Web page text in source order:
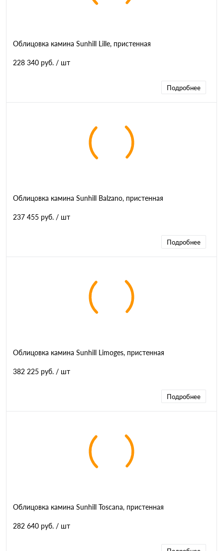
Облицовка камина Sunhill Lille, пристенная
228 340 руб. / шт
Подробнее
Облицовка камина Sunhill Balzano, пристенная
237 455 руб. / шт
Подробнее
Облицовка камина Sunhill Limoges, пристенная
382 225 руб. / шт
Подробнее
Облицовка камина Sunhill Toscana, пристенная
282 640 руб. / шт